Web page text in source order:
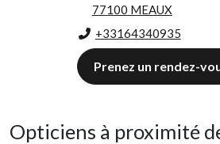
77100 MEAUX
+33164340935
Prenez un rendez-
Opticiens à proximité